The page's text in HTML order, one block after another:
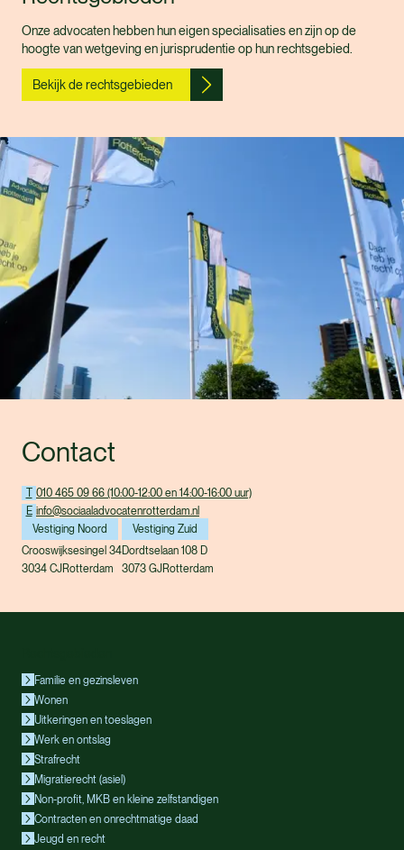
Onze advocaten hebben hun eigen specialisaties en zijn op de
hoogte van wetgeving en jurisprudentie op hun rechtsgebied.
Bekijk de rechtsgebieden
Contact
T 010 465 09 66 (10:00-12:00 en 14:00-16:00 uur)
E info@sociaaladvocatenrotterdam.nl
Vestiging Noord
Crooswijksesingel 34
3034 CJRotterdam
Vestiging Zuid
Dordtselaan 108 D
3073 GJRotterdam
Familie en gezinsleven
Wonen
Uitkeringen en toeslagen
Werk en ontslag
Strafrecht
Migratierecht (asiel)
Non-profit, MKB en kleine zelfstandigen
Contracten en onrechtmatige daad
Jeugd en recht